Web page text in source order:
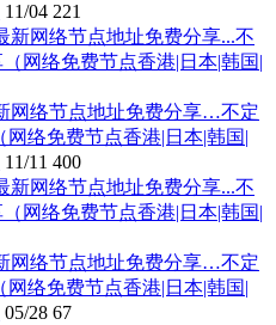
11/04 221
网络节点地址免费分享…不定
络免费节点香港|日本|韩国|
11/11 400
网络节点地址免费分享…不定
络免费节点香港|日本|韩国|
05/28 67